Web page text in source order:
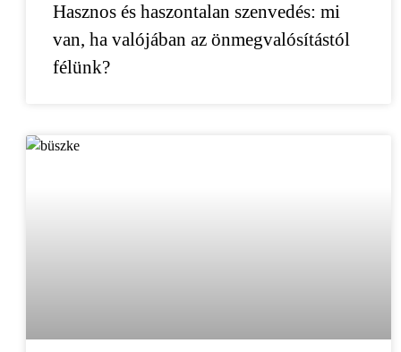
Hasznos és haszontalan szenvedés: mi
van, ha valójában az önmegvalósítástól
félünk?